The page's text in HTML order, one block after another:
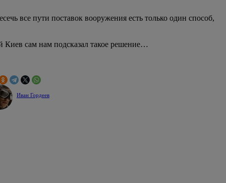
все пути поставок вооружения есть только один способ,
Киев сам нам подсказал такое решение…
Иван Гордеев